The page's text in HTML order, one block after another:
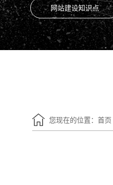
网站建设知识点
您现在的位置： 首页